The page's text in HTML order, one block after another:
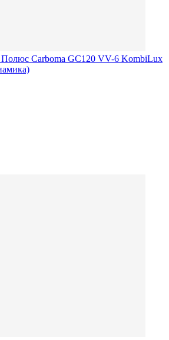
Полюс Carboma GC120 VV-6 KombiLux